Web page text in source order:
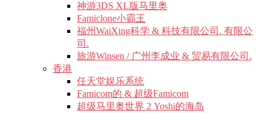
神游3DS XL版马里奥
Famiclone小霸王
福州WaiXing科学 & 科技有限公司. 有限公
司.
旅游Winsen / 广州李成业 & 贸易有限公司.
香港
任天堂娱乐系统
Famicom的 & 超级Famicom
超级马里奥世界 2 Yoshi的海岛